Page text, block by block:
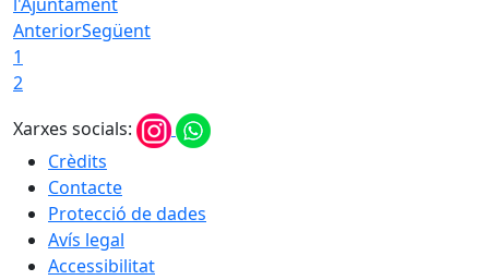
AnteriorSegüent
1
2
Xarxes socials:
Crèdits
Contacte
Protecció de dades
Avís legal
Accessibilitat